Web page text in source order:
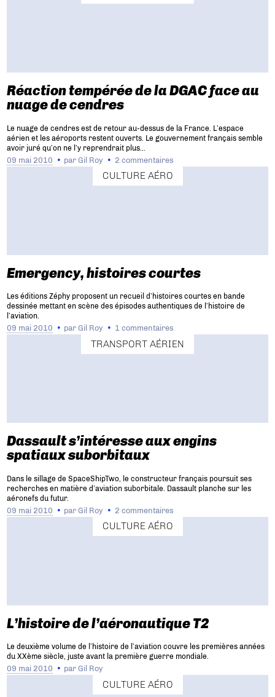
Réaction tempérée de la DGAC face au
nuage de cendres
Le nuage de cendres est de retour au-dessus de la France. L’espace
aérien et les aéroports restent ouverts. Le gouvernement français semble
avoir juré qu’on ne l’y reprendrait plus…
09 mai 2010 parGil Roy 2 commentaires
CULTURE AÉRO
Emergency, histoires courtes
Les éditions Zéphy proposent un recueil d’histoires courtes en bande
dessinée mettant en scène des épisodes authentiques de l’histoire de
l’aviation.
09 mai 2010 parGil Roy 1 commentaires
TRANSPORT AÉRIEN
Dassault s’intéresse aux engins
spatiaux suborbitaux
Dans le sillage de SpaceShipTwo, le constructeur français poursuit ses
recherches en matière d’aviation suborbitale. Dassault planche sur les
aéronefs du futur.
09 mai 2010 parGil Roy 2 commentaires
CULTURE AÉRO
L’histoire de l’aéronautique T2
Le deuxième volume de l’histoire de l’aviation couvre les premières années
du XXème siècle, juste avant la première guerre mondiale.
09 mai 2010 parGil Roy
CULTURE AÉRO